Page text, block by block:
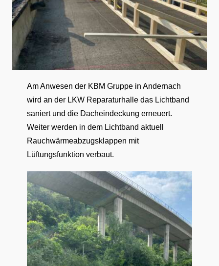
Am Anwesen der KBM Gruppe in Andernach
wird an der LKW Reparaturhalle das Lichtband
saniert und die Dacheindeckung erneuert.
Weiter werden in dem Lichtband aktuell
Rauchwärmeabzugsklappen mit
Lüftungsfunktion verbaut.